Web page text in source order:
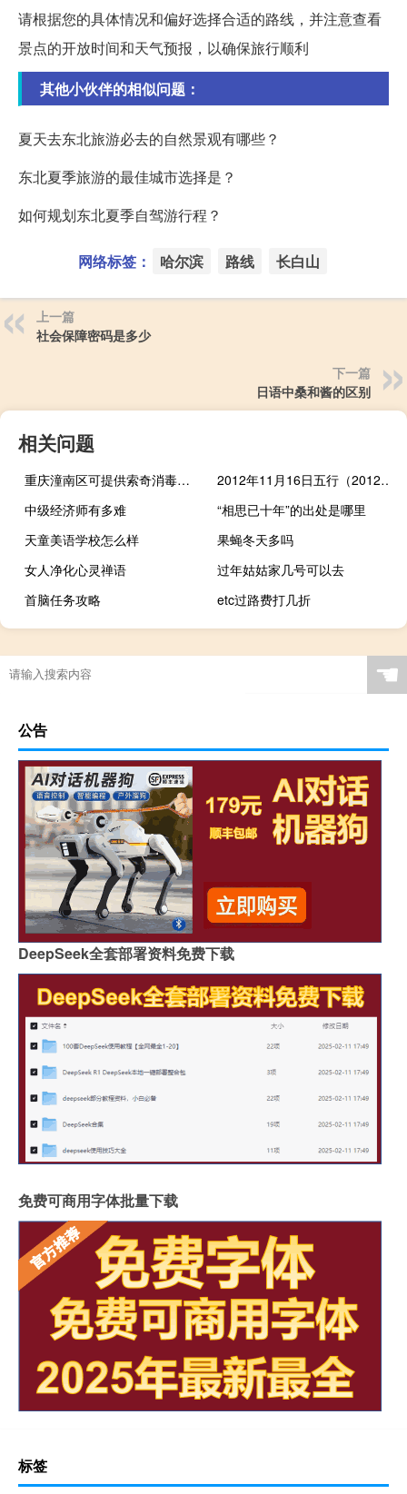
请根据您的具体情况和偏好选择合适的路线，并注意查看
景点的开放时间和天气预报，以确保旅行顺利
其他小伙伴的相似问题：
夏天去东北旅游必去的自然景观有哪些？
东北夏季旅游的最佳城市选择是？
如何规划东北夏季自驾游行程？
网络标签： 哈尔滨 路线 长白山
上一篇
社会保障密码是多少
下一篇
日语中桑和酱的区别
相关问题
重庆潼南区可提供索奇消毒柜维修服务地址在哪
2012年11月16日五行（2012年11月16日）
中级经济师有多难
“相思已十年”的出处是哪里
天童美语学校怎么样
果蝇冬天多吗
女人净化心灵禅语
过年姑姑家几号可以去
首脑任务攻略
etc过路费打几折
☚
公告
DeepSeek全套部署资料免费下载
免费可商用字体批量下载
标签